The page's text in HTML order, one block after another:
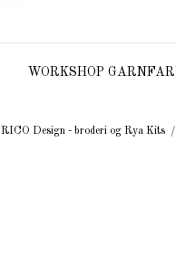
WORKSHOP
RICO Design - broderi og Rya Kits /